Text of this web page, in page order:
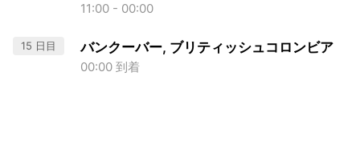
11:00 - 00:00
15 日目 バンクーバー, ブリティッシュコロンビア
00:00 到着